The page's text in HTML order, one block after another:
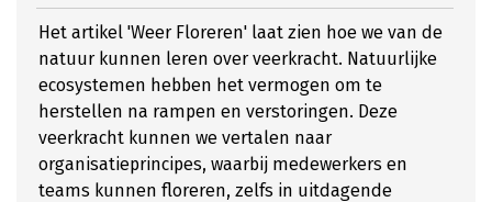
Het artikel 'Weer Floreren' laat zien hoe we van de
natuur kunnen leren over veerkracht. Natuurlijke
ecosystemen hebben het vermogen om te
herstellen na rampen en verstoringen. Deze
veerkracht kunnen we vertalen naar
organisatieprincipes, waarbij medewerkers en
teams kunnen floreren, zelfs in uitdagende